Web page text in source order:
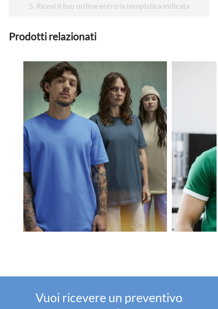
5 . Ricevi il tuo ordine entro la tempistica indicata
Prodotti relazionati
Vuoi ricevere un preventivo